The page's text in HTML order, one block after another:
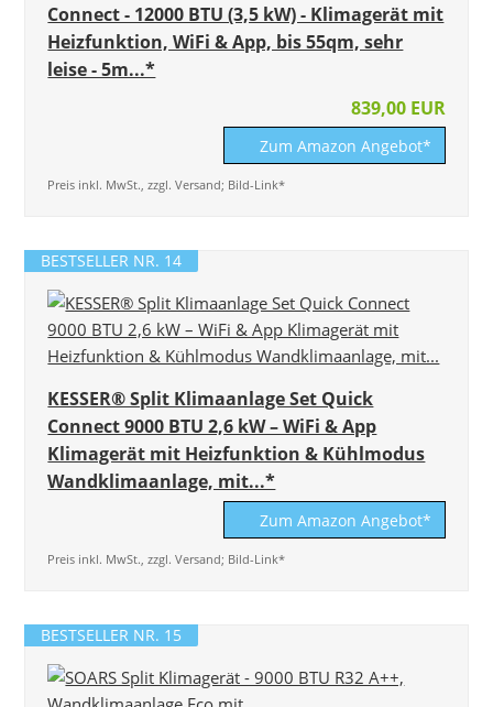
Connect - 12000 BTU (3,5 kW) - Klimagerät mit
Heizfunktion, WiFi & App, bis 55qm, sehr
leise - 5m...*
839,00 EUR
Zum Amazon Angebot*
Preis inkl. MwSt., zzgl. Versand; Bild-Link*
BESTSELLER NR. 14
KESSER® Split Klimaanlage Set Quick
Connect 9000 BTU 2,6 kW – WiFi & App
Klimagerät mit Heizfunktion & Kühlmodus
Wandklimaanlage, mit...*
Zum Amazon Angebot*
Preis inkl. MwSt., zzgl. Versand; Bild-Link*
BESTSELLER NR. 15